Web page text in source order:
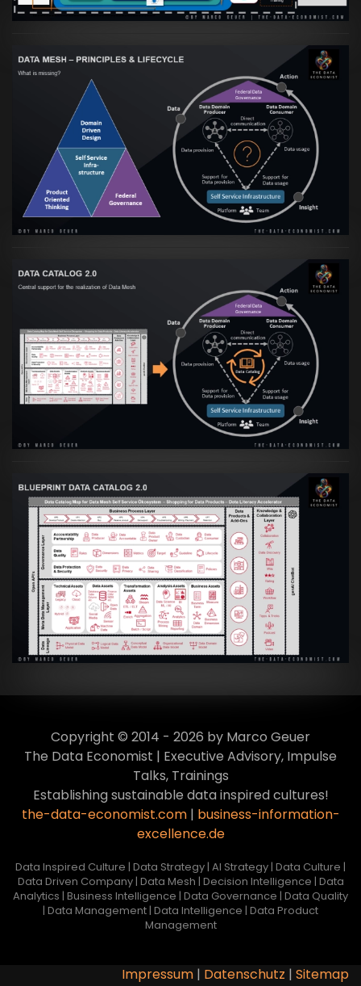
Artikel:Data Mesh Ökosysteme: Die
Transformation zur Data Inspired Human
Culture
VIEW
Artikel:Data Mesh Ökosysteme: Die
Transformation zur Data Inspired Human
Culture
VIEW
Artikel:Data Mesh Ökosysteme: Die
Transformation zur Data Inspired Human
Culture
VIEW
Copyright © 2014 - 2026 by Marco Geuer
The Data Economist | Executive Advisory, Impulse
Talks, Trainings
Establishing sustainable data inspired cultures!
the-data-economist.com| business-information-
excellence.de
Data Inspired Culture | Data Strategy | AI Strategy | Data Culture |
Data Driven Company | Data Mesh | Decision Intelligence | Data
Analytics | Business Intelligence | Data Governance | Data Quality
| Data Management | Data Intelligence | Data Product
Management
Impressum | Datenschutz | Sitemap